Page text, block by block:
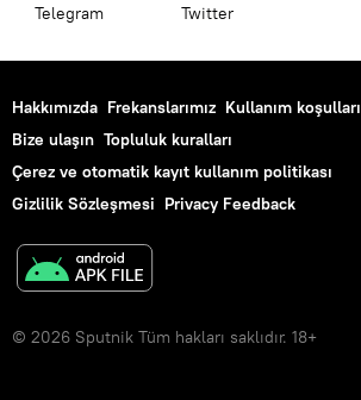
Telegram Twitter
Hakkımızda Frekanslarımız Kullanım koşulları
Bize ulaşın Topluluk kuralları
Çerez ve otomatik kayıt kullanım politikası
Gizlilik Sözleşmesi Privacy Feedback
© 2026 Sputnik Tüm hakları saklıdır. 18+